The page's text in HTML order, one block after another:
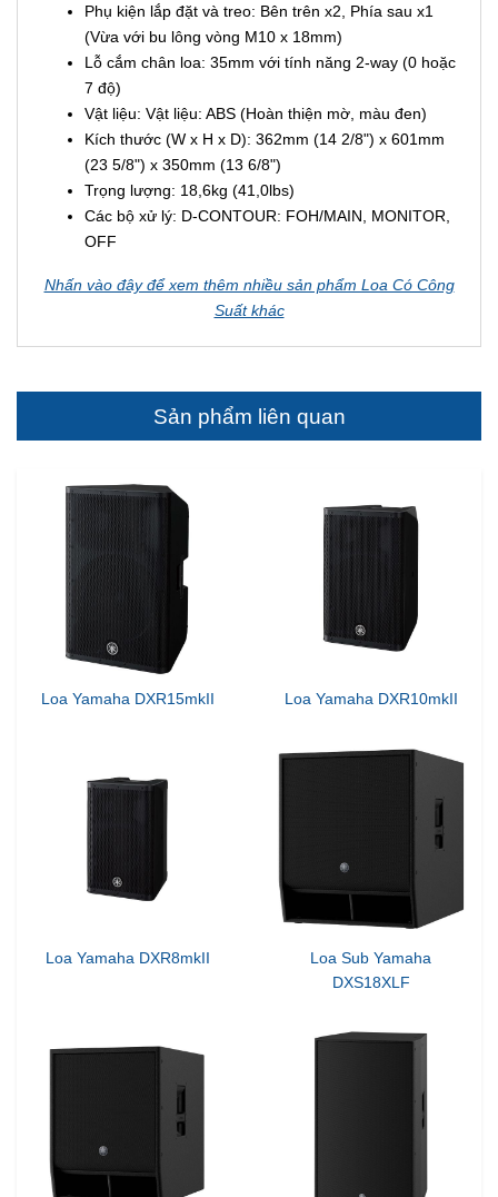
Phụ kiện lắp đặt và treo: Bên trên x2, Phía sau x1
(Vừa với bu lông vòng M10 x 18mm)
Lỗ cắm chân loa: 35mm với tính năng 2-way (0 hoặc
7 độ)
Vật liệu: Vật liệu: ABS (Hoàn thiện mờ, màu đen)
Kích thước (W x H x D): 362mm (14 2/8") x 601mm
(23 5/8") x 350mm (13 6/8")
Trọng lượng: 18,6kg (41,0lbs)
Các bộ xử lý: D-CONTOUR: FOH/MAIN, MONITOR,
OFF
Nhấn vào đây để xem thêm nhiều sản phẩm Loa Có Công
Suất khác
Sản phẩm liên quan
Loa Yamaha DXR15mkII Loa Yamaha DXR10mkII
Loa Yamaha DXR8mkII
Loa Sub Yamaha
DXS18XLF